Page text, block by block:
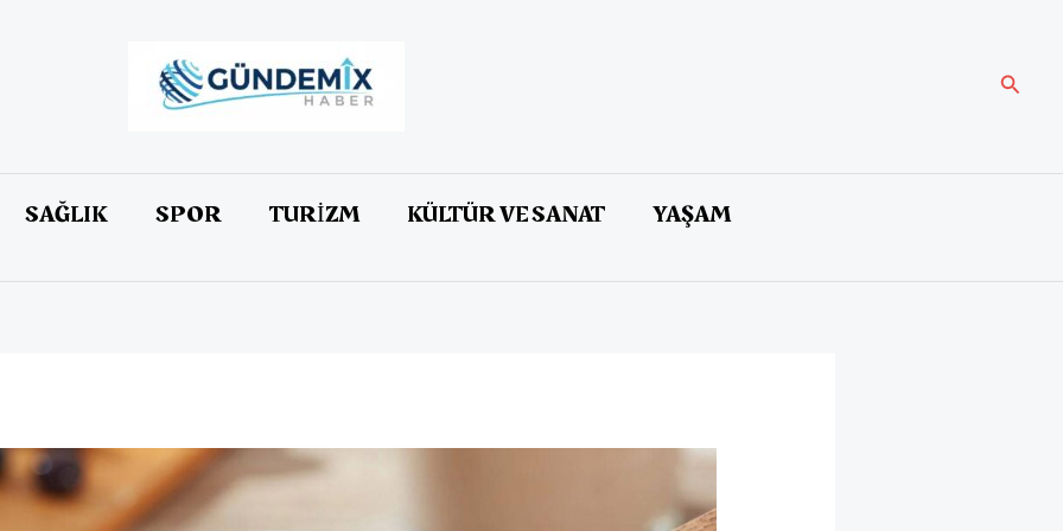
Arama
SAĞLIK SPOR TURİZM KÜLTÜR VE SANAT YAŞAM